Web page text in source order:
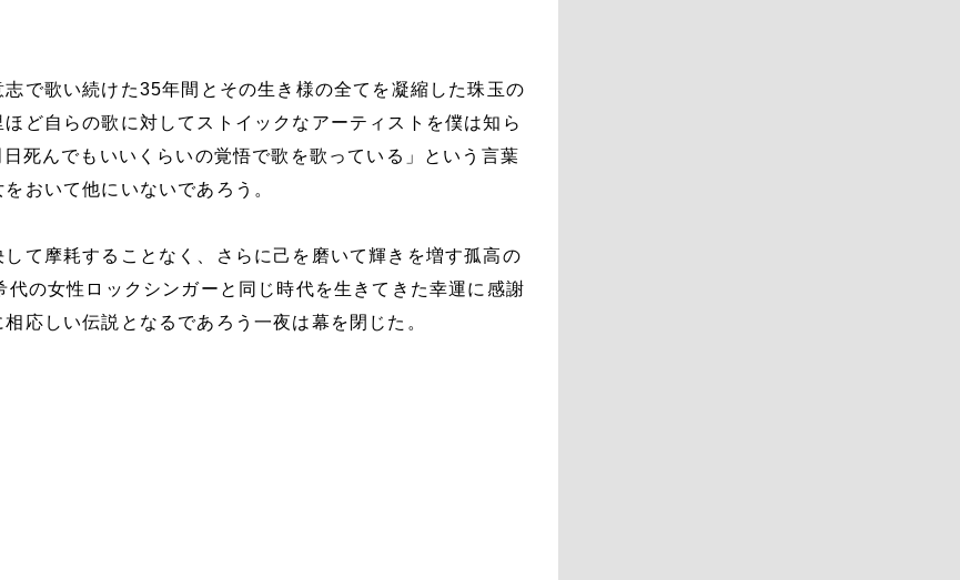
で歌い続けた35年間とその生き様の全てを凝縮した珠玉の
ど自らの歌に対してストイックなアーティストを僕は知ら
死んでもいいくらいの覚悟で歌を歌っている」という言葉
おいて他にいないであろう。
て摩耗することなく、さらに己を磨いて輝きを増す孤高の
の女性ロックシンガーと同じ時代を生きてきた幸運に感謝
応しい伝説となるであろう一夜は幕を閉じた。